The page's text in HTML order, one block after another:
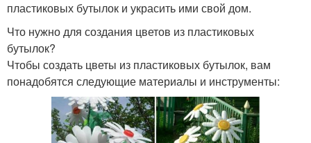
пластиковых бутылок и украсить ими свой дом.
Что нужно для создания цветов из пластиковых
бутылок?
Чтобы создать цветы из пластиковых бутылок, вам
понадобятся следующие материалы и инструменты: